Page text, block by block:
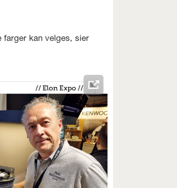
farger kan velges, sier